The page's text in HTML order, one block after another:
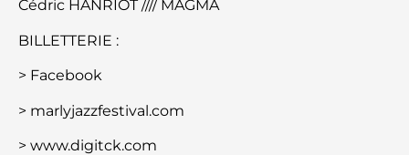
Cédric HANRIOT //// MAGMA
BILLETTERIE :
> Facebook
> marlyjazzfestival.com
> www.digitck.com